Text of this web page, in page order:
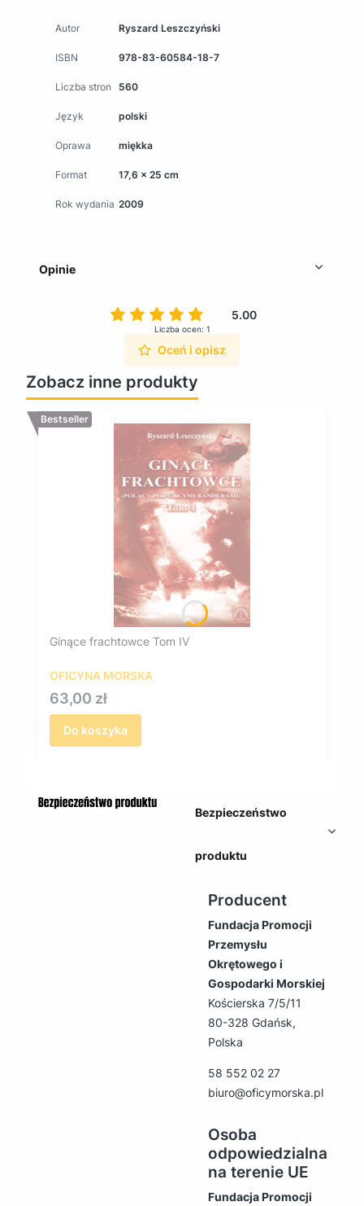
Autor Ryszard Leszczyński
ISBN 978-83-60584-18-7
Liczba stron 560
Język polski
Oprawa miękka
Format 17,6 x 25 cm
Rok wydania 2009
Opinie
5.00
Liczba ocen: 1
Oceń i opisz
Zobacz inne produkty
Bestseller
Ginące frachtowce Tom IV
OFICYNA MORSKA
Cena
63,00 zł
Do koszyka
Bezpieczeństwo
produktu
Producent
Fundacja Promocji
Przemysłu
Okrętowego i
Gospodarki Morskiej
Kościerska 7/5/11
80-328 Gdańsk,
Polska
58 552 02 27
biuro@oficymorska.pl
Osoba
odpowiedzialna
na terenie UE
Fundacja Promocji